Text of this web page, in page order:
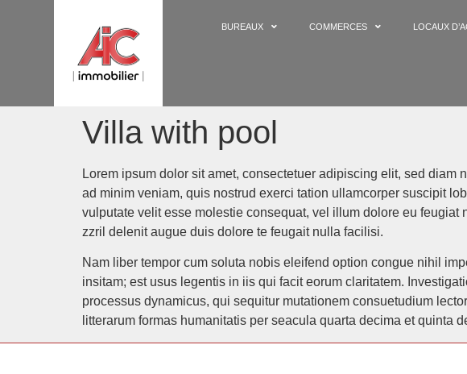
BUREAUX COMMERCES LOCAUX
Villa with pool
Lorem ipsum dolor sit amet, consectetuer adipiscing elit, sed
ad minim veniam, quis nostrud exerci tation ullamcorper suscipit
vulputate velit esse molestie consequat, vel illum dolore eu
zzril delenit augue duis dolore te feugait nulla facilisi.
Nam liber tempor cum soluta nobis eleifend option congue nihil
insitam; est usus legentis in iis qui facit eorum claritatem.
processus dynamicus, qui sequitur mutationem consuetudium
litterarum formas humanitatis per seacula quarta decima et quinta